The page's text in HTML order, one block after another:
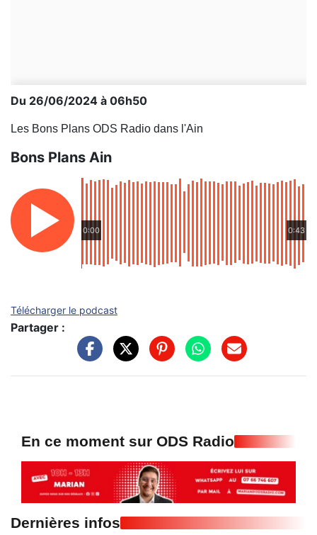
Du 26/06/2024 à 06h50
Les Bons Plans ODS Radio dans l'Ain
Bons Plans Ain
0:00 0:43
Télécharger le podcast
Partager :
En ce moment sur ODS Radio
Dernières infos